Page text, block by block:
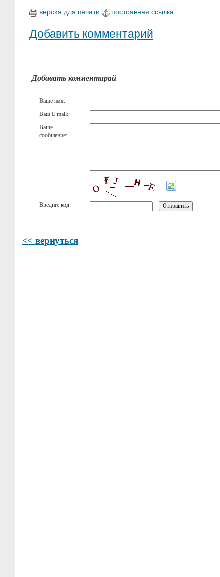
версия для печати постоянная ссылка
Добавить комментарий
Добавить комментарий
Ваше имя:
Ваш E-mail:
Ваше
сообщение:
Введите код:
<< вернуться